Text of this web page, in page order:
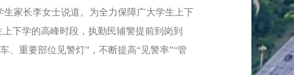
家长李女士说道。为全力保障广大学生上下
下学的高峰时段，执勤民辅警提前到岗到
、重要部位见警灯”，不断提高“见警率”“管